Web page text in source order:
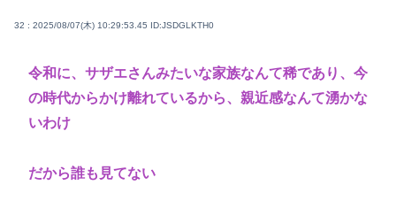
32 : 2025/08/07(木) 10:29:53.45 ID:JSDGLKTH0
令和に、サザエさんみたいな家族なんて稀であり、今
の時代からかけ離れているから、親近感なんて湧かな
いわけ
だから誰も見てない